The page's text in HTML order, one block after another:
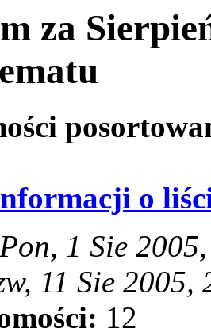
za
o
Pon, 1 Sie
11 Sie
12